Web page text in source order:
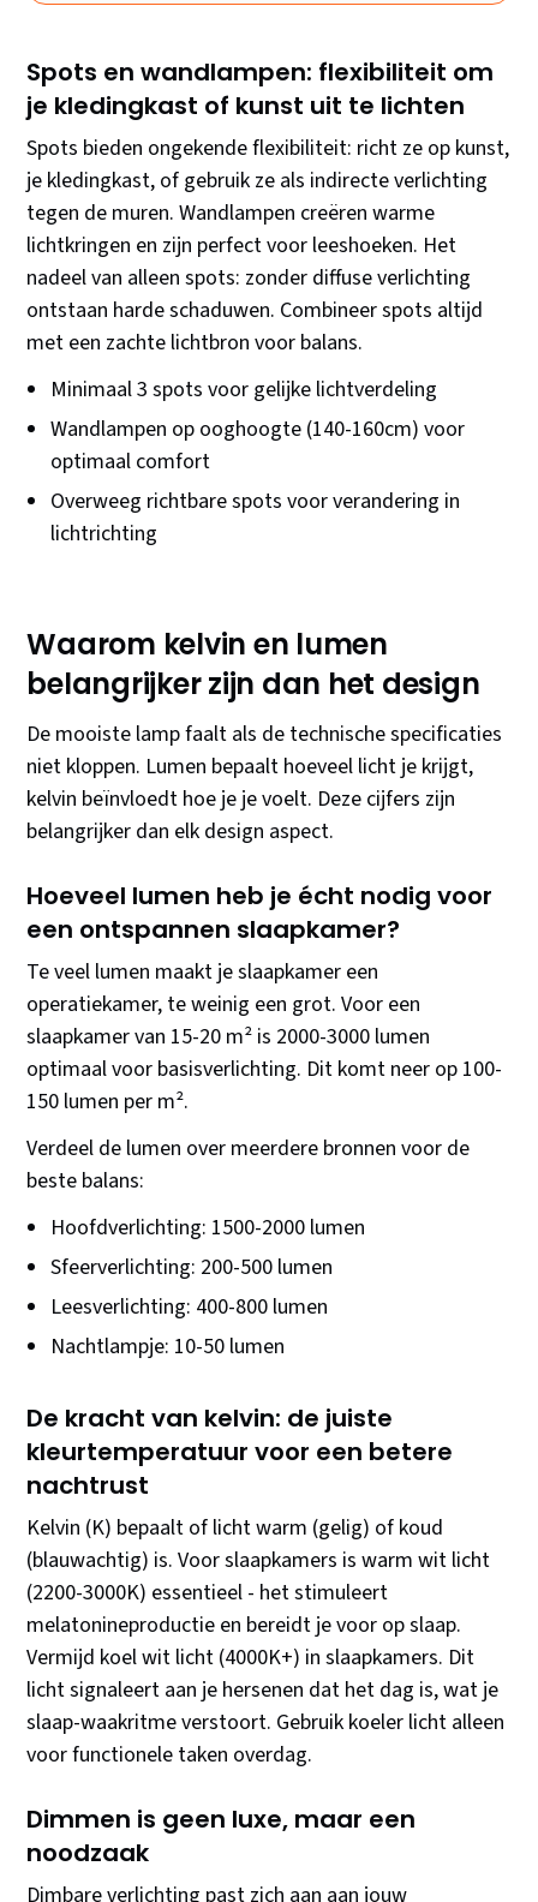
Spots en wandlampen: flexibiliteit om
je kledingkast of kunst uit te lichten
Spots bieden ongekende flexibiliteit: richt ze op kunst,
je kledingkast, of gebruik ze als indirecte verlichting
tegen de muren. Wandlampen creëren warme
lichtkringen en zijn perfect voor leeshoeken. Het
nadeel van alleen spots: zonder diffuse verlichting
ontstaan harde schaduwen. Combineer spots altijd
met een zachte lichtbron voor balans.
Minimaal 3 spots voor gelijke lichtverdeling
Wandlampen op ooghoogte (140-160cm) voor
optimaal comfort
Overweeg richtbare spots voor verandering in
lichtrichting
Waarom kelvin en lumen
belangrijker zijn dan het design
De mooiste lamp faalt als de technische specificaties
niet kloppen. Lumen bepaalt hoeveel licht je krijgt,
kelvin beïnvloedt hoe je je voelt. Deze cijfers zijn
belangrijker dan elk design aspect.
Hoeveel lumen heb je écht nodig voor
een ontspannen slaapkamer?
Te veel lumen maakt je slaapkamer een
operatiekamer, te weinig een grot. Voor een
slaapkamer van 15-20 m² is 2000-3000 lumen
optimaal voor basisverlichting. Dit komt neer op 100-
150 lumen per m².
Verdeel de lumen over meerdere bronnen voor de
beste balans:
Hoofdverlichting: 1500-2000 lumen
Sfeerverlichting: 200-500 lumen
Leesverlichting: 400-800 lumen
Nachtlampje: 10-50 lumen
De kracht van kelvin: de juiste
kleurtemperatuur voor een betere
nachtrust
Kelvin (K) bepaalt of licht warm (gelig) of koud
(blauwachtig) is. Voor slaapkamers is warm wit licht
(2200-3000K) essentieel - het stimuleert
melatonineproductie en bereidt je voor op slaap.
Vermijd koel wit licht (4000K+) in slaapkamers. Dit
licht signaleert aan je hersenen dat het dag is, wat je
slaap-waakritme verstoort. Gebruik koeler licht alleen
voor functionele taken overdag.
Dimmen is geen luxe, maar een
noodzaak
Dimbare verlichting past zich aan aan jouw